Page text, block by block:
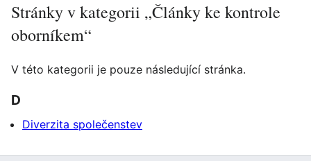
Stránky v kategorii „Články ke kontrole
oborníkem“
V této kategorii je pouze následující stránka.
D
Diverzita společenstev